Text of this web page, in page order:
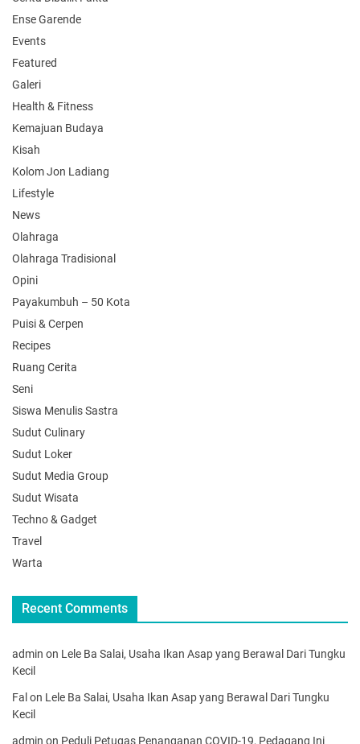
Ense Garende
Events
Featured
Galeri
Health & Fitness
Kemajuan Budaya
Kisah
Kolom Jon Ladiang
Lifestyle
News
Olahraga
Olahraga Tradisional
Opini
Payakumbuh – 50 Kota
Puisi & Cerpen
Recipes
Ruang Cerita
Seni
Siswa Menulis Sastra
Sudut Culinary
Sudut Loker
Sudut Media Group
Sudut Wisata
Techno & Gadget
Travel
Warta
Recent Comments
admin on Lele Ba Salai, Usaha Ikan Asap yang Berawal Dari Tungku
Kecil
Fal on Lele Ba Salai, Usaha Ikan Asap yang Berawal Dari Tungku
Kecil
admin on Peduli Petugas Penanganan COVID-19, Pedagang Ini